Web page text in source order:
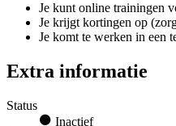
Je kunt online trainingen
Je krijgt kortingen op
Je komt te werken in een
Extra informatie
Status
Inactief